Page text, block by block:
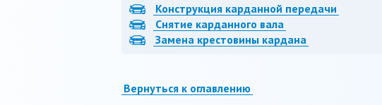
Конструкция карданной передачи
Снятие карданного вала
Замена крестовины кардана
Вернуться к оглавлению